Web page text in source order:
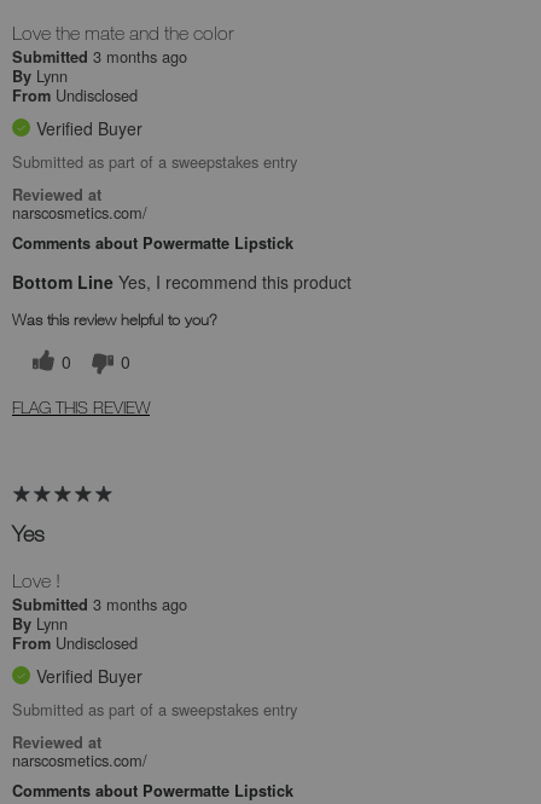
Love the mate and the color
Submitted 3 months ago
By Lynn
From Undisclosed
Verified Buyer
Submitted as part of a sweepstakes entry
Reviewed at
narscosmetics.com/
Comments about Powermatte Lipstick
Bottom Line Yes, I recommend this product
Was this review helpful to you?
0 0
FLAG THIS REVIEW
Yes
Love !
Submitted 3 months ago
By Lynn
From Undisclosed
Verified Buyer
Submitted as part of a sweepstakes entry
Reviewed at
narscosmetics.com/
Comments about Powermatte Lipstick